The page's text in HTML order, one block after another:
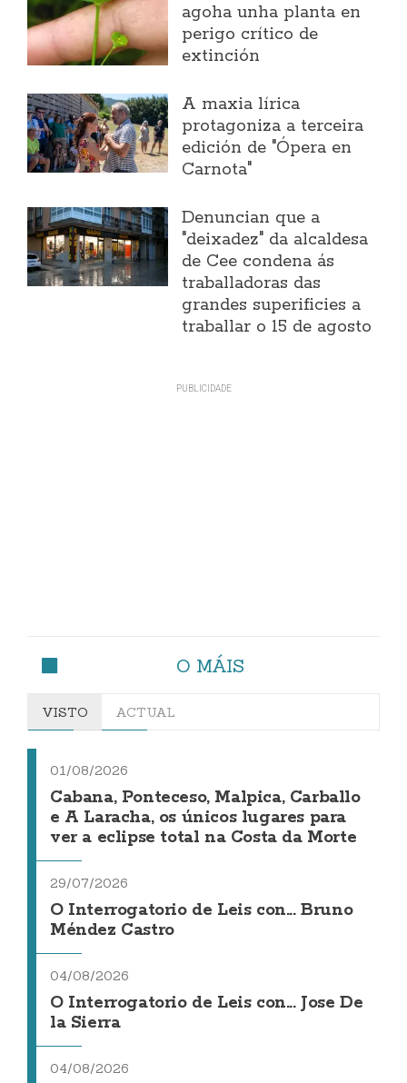
agoha unha planta en
perigo crítico de
extinción
A maxia lírica
protagoniza a terceira
edición de "Ópera en
Carnota"
Denuncian que a
"deixadez" da alcaldesa
de Cee condena ás
traballadoras das
grandes superificies a
traballar o 15 de agosto
O MÁIS
VISTO ACTUAL
01/08/2026
Cabana, Ponteceso, Malpica, Carballo
e A Laracha, os únicos lugares para
ver a eclipse total na Costa da Morte
29/07/2026
O Interrogatorio de Leis con... Bruno
Méndez Castro
04/08/2026
O Interrogatorio de Leis con... Jose De
la Sierra
04/08/2026